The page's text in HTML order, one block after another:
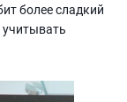
более сладкий